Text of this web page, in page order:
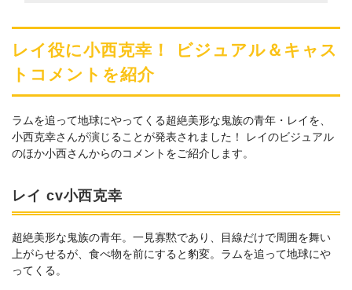
レイ役に小西克幸！ ビジュアル＆キャス
トコメントを紹介
ラムを追って地球にやってくる超絶美形な鬼族の青年・レイを、
小西克幸さんが演じることが発表されました！ レイのビジュアル
のほか小西さんからのコメントをご紹介します。
レイ cv小西克幸
超絶美形な鬼族の青年。一見寡黙であり、目線だけで周囲を舞い
上がらせるが、食べ物を前にすると豹変。ラムを追って地球にや
ってくる。